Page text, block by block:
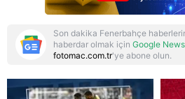
Son dakika Fenerbahçe
haberdar olmak için Google News
fotomac.com.tr'ye abone olun.